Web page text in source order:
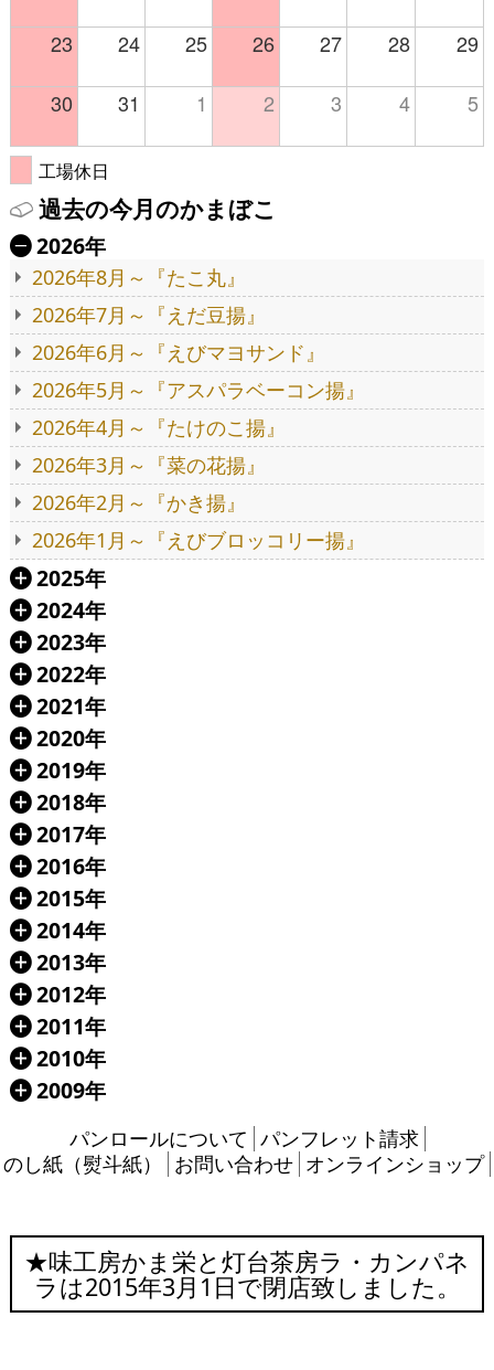
23 24 25 26 27 28 29
30 31 1 2 3 4 5
工場休日
過去の今月のかまぼこ
Ä 2026年
2026年8月～『たこ丸』
2026年7月～『えだ豆揚』
2026年6月～『えびマヨサンド』
2026年5月～『アスパラベーコン揚』
2026年4月～『たけのこ揚』
2026年3月～『菜の花揚』
2026年2月～『かき揚』
2026年1月～『えびブロッコリー揚』
Á 2025年
Á 2024年
Á 2023年
Á 2022年
Á 2021年
Á 2020年
Á 2019年
Á 2018年
Á 2017年
Á 2016年
Á 2015年
Á 2014年
Á 2013年
Á 2012年
Á 2011年
Á 2010年
Á 2009年
パンロールについて パンフレット請求
のし紙（熨斗紙）
お問い合わせ オンラインショップ
★味工房かま栄と灯台茶房ラ・カンパネ
ラは2015年3月1日で閉店致しました。